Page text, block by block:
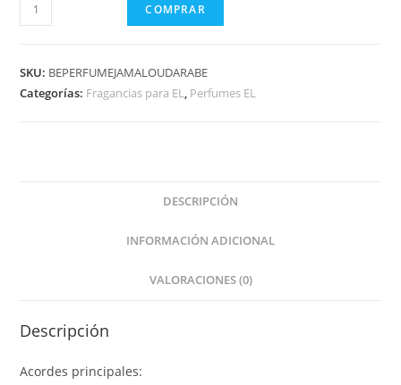
COMPRAR
SKU: BEPERFUMEJAMALOUDARABE
Categorías: Fragancias para EL, Perfumes EL
DESCRIPCIÓN
INFORMACIÓN ADICIONAL
VALORACIONES (0)
Descripción
Acordes principales: